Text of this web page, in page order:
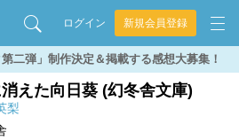
ログイン 新規会員登録
第二弾」制作決定＆掲載する感想大募集！
えた向日葵 (幻冬舎文庫)
梨